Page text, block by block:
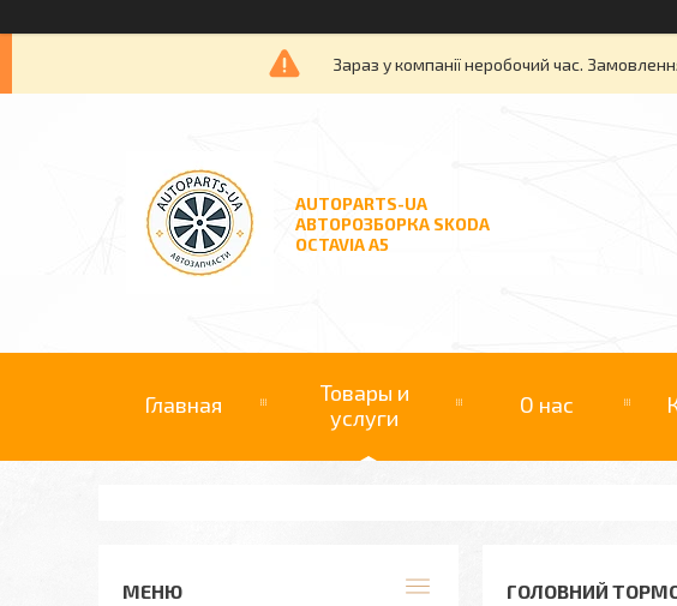
Зараз у компанії неробочий час.
AUTOPARTS-UA
АВТОРОЗБОРКА SKODA
OCTAVIA A5
Главная
Товары и
услуги
О нас
ГОЛОВНИЙ